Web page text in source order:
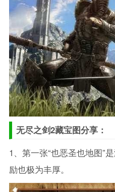
无尽之剑2藏宝图分享：
1、第一张“也恶圣也地图”
励也极为丰厚。